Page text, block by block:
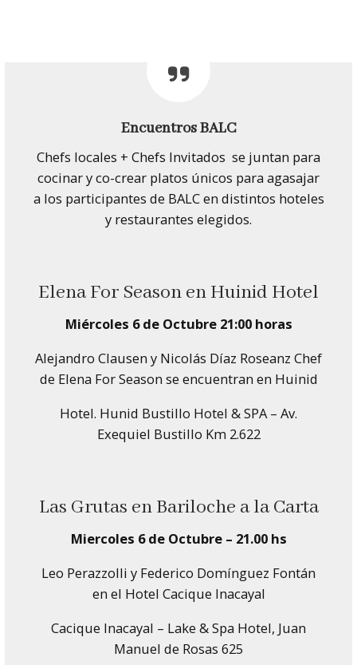
Encuentros BALC
Chefs locales + Chefs Invitados se juntan para
cocinar y co-crear platos únicos para agasajar
a los participantes de BALC en distintos hoteles
y restaurantes elegidos.
Elena For Season en Huinid Hotel
Miércoles 6 de Octubre 21:00 horas
Alejandro Clausen y Nicolás Díaz Roseanz Chef
de Elena For Season se encuentran en Huinid
Hotel. Hunid Bustillo Hotel & SPA – Av.
Exequiel Bustillo Km 2.622
Las Grutas en Bariloche a la Carta
Miercoles 6 de Octubre – 21.00 hs
Leo Perazzolli y Federico Domínguez Fontán
en el Hotel Cacique Inacayal
Cacique Inacayal – Lake & Spa Hotel, Juan
Manuel de Rosas 625